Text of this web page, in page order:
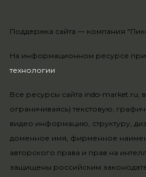
На информационном ресурсе
технологии.
Все ресурсы сайта indo-market.ru,
ограничиваясь) текстовую,
видео информацию, структуру,
доменное имя, фирменное
авторского права и прав на
защищены российским
Поддержка сайта — компания